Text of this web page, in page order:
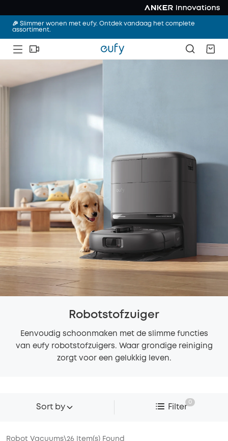
🎉 Slimmer wonen met eufy. Ontdek vandaag het complete
assortiment.
Robotstofzuiger
Eenvoudig schoonmaken met de slimme functies
van eufy robotstofzuigers. Waar grondige reiniging
zorgt voor een gelukkig leven.
Filter
0
Sort by
Robot Vacuums\26 Item(s) Found